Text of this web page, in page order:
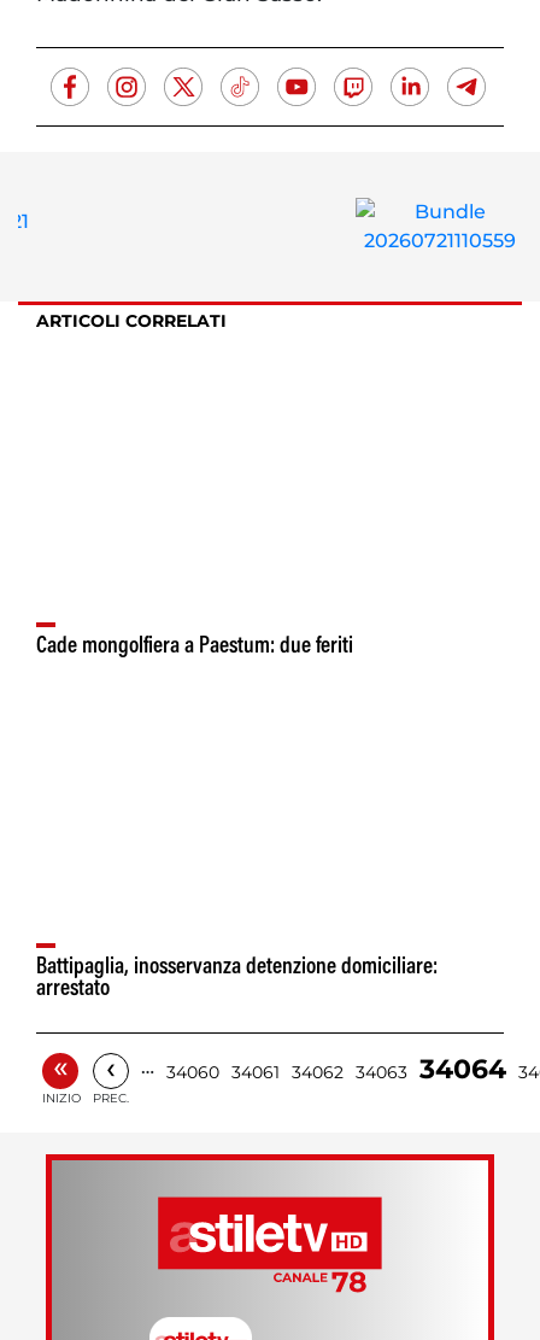
ARTICOLI CORRELATI
Cade mongolfiera a Paestum: due feriti
Battipaglia, inosservanza detenzione domiciliare:
arrestato
«
INIZIO
‹
PREC.
… 34060 34061 34062 34063 34064